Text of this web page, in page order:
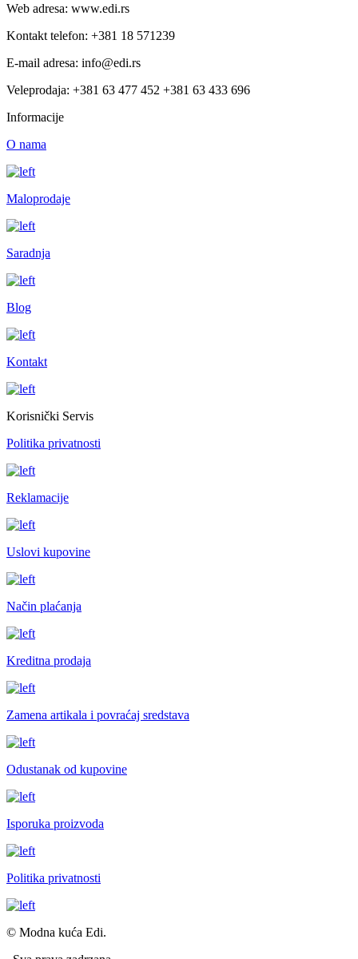
Web adresa: www.edi.rs
Kontakt telefon: +381 18 571239
E-mail adresa: info@edi.rs
Veleprodaja: +381 63 477 452 +381 63 433 696
Informacije
O nama
Maloprodaje
Saradnja
Blog
Kontakt
Korisnički Servis
Politika privatnosti
Reklamacije
Uslovi kupovine
Način plaćanja
Kreditna prodaja
Zamena artikala i povraćaj sredstava
Odustanak od kupovine
Isporuka proizvoda
Politika privatnosti
© Modna kuća Edi.